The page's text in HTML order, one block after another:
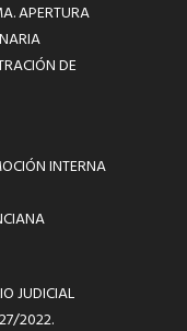
APERTURA
DE
INTERNA
JUDICIAL
2022.